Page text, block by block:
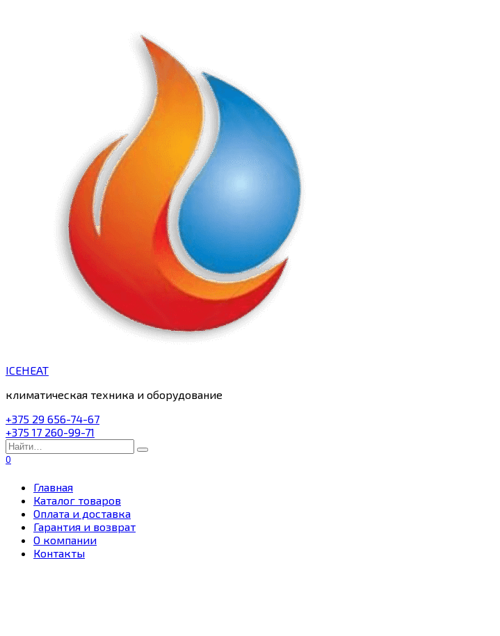
ICEHEAT
климатическая техника и оборудование
+375 29 656-74-67
+375 17 260-99-71
Search
for:
0
Главная
Каталог товаров
Оплата и доставка
Гарантия и возврат
О компании
Контакты